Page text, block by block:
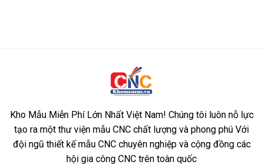
Kho Mẫu Miễn Phí Lớn Nhất Việt Nam! Chúng tôi luôn nỗ lực
tạo ra một thư viện mẫu CNC chất lượng và phong phú Với
đội ngũ thiết kế mẫu CNC chuyên nghiệp và cộng đồng các
hội gia công CNC trên toàn quốc